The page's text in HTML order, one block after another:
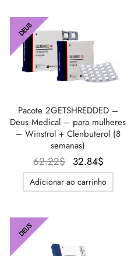
DEUS
Pacote 2GETSHREDDED –
Deus Medical – para mulheres
– Winstrol + Clenbuterol (8
semanas)
62.22$ O preço
original
era:
32.84$
preço
atual é:
Adicionar ao carrinho
DEUS